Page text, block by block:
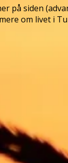
på siden
om livet i